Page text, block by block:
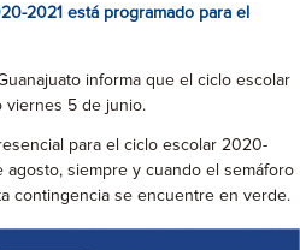
2021 está programado para el
informa que el ciclo escolar
viernes 5 de junio.
para el ciclo escolar 2020-
agosto, siempre y cuando el semáforo
contingencia se encuentre en verde.